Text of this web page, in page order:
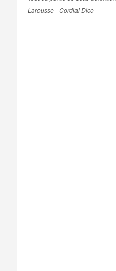
Larousse - Cordial Dico